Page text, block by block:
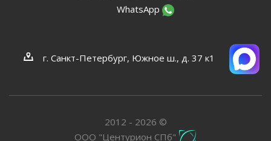
WhatsApp
г. Санкт-Петербург, Южное ш., д. 37 к1
2012 - 2026 ©
ООО "Центурион СПб"